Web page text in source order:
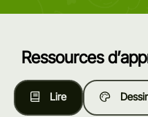
Ressources
Lire